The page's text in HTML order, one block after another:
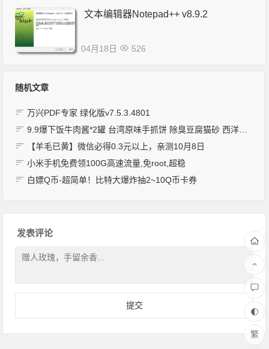
文本编辑器Notepad++ v8.9.2
04月18日 526
随机文章
万兴PDF专家 绿化版v7.5.3.4801
9.9爆下饭牛肉酱*2罐 台湾原味手抓饼 除臭豆腐猫砂 西洋参切片 免打孔强力粘胶挂钩 万毛牙刷 菊花枸杞清火茶 牙线 洗衣粉 卫衣
【羊毛已黄】微信必得0.3元以上，亲测10月8日
小米手机免费领100G高速流量,免root,超稳
白嫖Q币-超简单！比特大爆炸抽2~10Q币卡券
发表评论
繁